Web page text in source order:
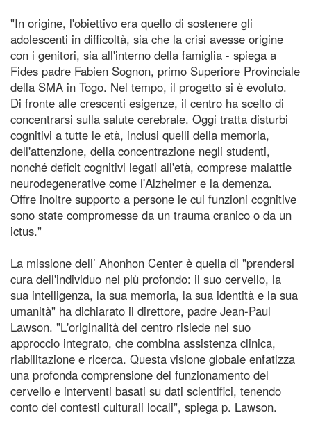
"In origine, l'obiettivo era quello di sostenere gli
adolescenti in difficoltà, sia che la crisi avesse origine
con i genitori, sia all'interno della famiglia - spiega a
Fides padre Fabien Sognon, primo Superiore Provinciale
della SMA in Togo. Nel tempo, il progetto si è evoluto.
Di fronte alle crescenti esigenze, il centro ha scelto di
concentrarsi sulla salute cerebrale. Oggi tratta disturbi
cognitivi a tutte le età, inclusi quelli della memoria,
dell'attenzione, della concentrazione negli studenti,
nonché deficit cognitivi legati all'età, comprese malattie
neurodegenerative come l'Alzheimer e la demenza.
Offre inoltre supporto a persone le cui funzioni cognitive
sono state compromesse da un trauma cranico o da un
ictus."
La missione dell’ Ahonhon Center è quella di "prendersi
cura dell'individuo nel più profondo: il suo cervello, la
sua intelligenza, la sua memoria, la sua identità e la sua
umanità" ha dichiarato il direttore, padre Jean-Paul
Lawson. "L'originalità del centro risiede nel suo
approccio integrato, che combina assistenza clinica,
riabilitazione e ricerca. Questa visione globale enfatizza
una profonda comprensione del funzionamento del
cervello e interventi basati su dati scientifici, tenendo
conto dei contesti culturali locali", spiega p. Lawson.